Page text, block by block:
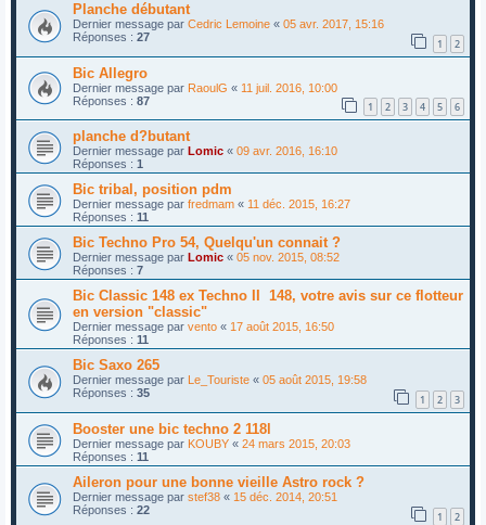
Planche débutant
Dernier message par Cedric Lemoine « 05 avr. 2017, 15:16
Réponses : 27 1 2
Bic Allegro
Dernier message par RaoulG « 11 juil. 2016, 10:00
Réponses : 87 1 2 3 4 5 6
planche d?butant
Dernier message par Lomic « 09 avr. 2016, 16:10
Réponses : 1
Bic tribal, position pdm
Dernier message par fredmam « 11 déc. 2015, 16:27
Réponses : 11
Bic Techno Pro 54, Quelqu'un connait ?
Dernier message par Lomic « 05 nov. 2015, 08:52
Réponses : 7
Bic Classic 148 ex Techno II 148, votre avis sur ce flotteur
en version "classic"
Dernier message par vento « 17 août 2015, 16:50
Réponses : 11
Bic Saxo 265
Dernier message par Le_Touriste « 05 août 2015, 19:58
Réponses : 35 1 2 3
Booster une bic techno 2 118l
Dernier message par KOUBY « 24 mars 2015, 20:03
Réponses : 11
Aileron pour une bonne vieille Astro rock ?
Dernier message par stef38 « 15 déc. 2014, 20:51
Réponses : 22 1 2